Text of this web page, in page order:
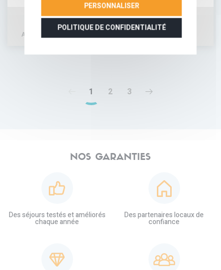
AJOUTER À MA SÉLECTION
1 2 3
NOS GARANTIES
Des séjours testés et améliorés
chaque année
Des partenaires locaux de
confiance
PERSONNALISER
POLITIQUE DE CONFIDENTIALITÉ